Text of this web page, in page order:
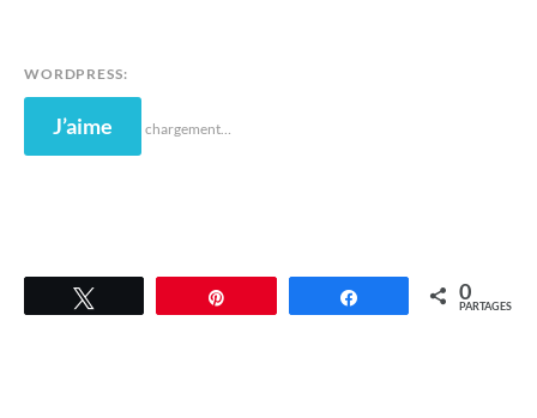
WORDPRESS:
J’aime chargement…
Partagez 0
PARTAGES